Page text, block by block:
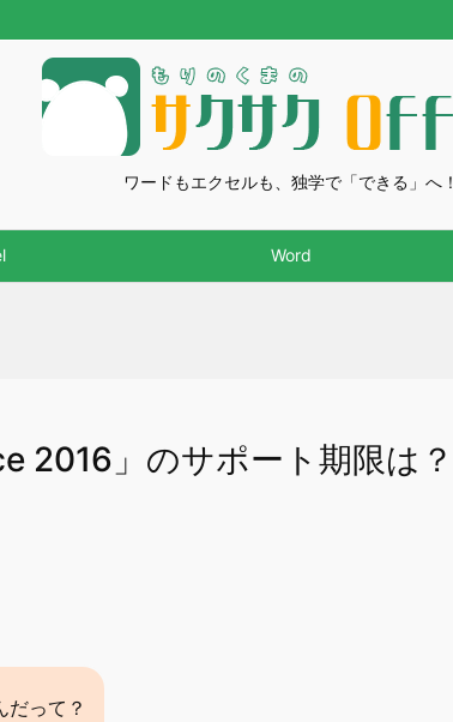
ワードもエクセルも、独学で「できる」へ！
Word
2016」のサポート期限は？
って？